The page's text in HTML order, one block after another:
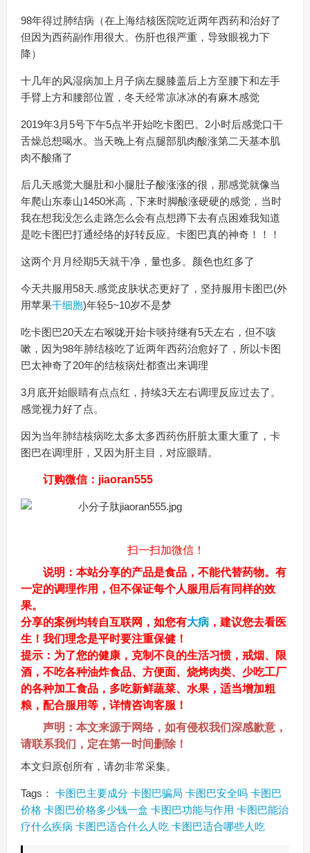
98年得过肺结病（在上海结核医院吃近两年西药和治好了
但因为西药副作用很大。伤肝也很严重，导致眼视力下
降）
十几年的风湿病加上月子病左腿膝盖后上方至腰下和左手
手臂上方和腰部位置，冬天经常凉冰冰的有麻木感觉
2019年3月5号下午5点半开始吃卡图巴。2小时后感觉口干
舌燥总想喝水。当天晚上有点腿部肌肉酸涨第二天基本肌
肉不酸痛了
后几天感觉大腿肚和小腿肚子酸涨涨的很，那感觉就像当
年爬山东泰山1450米高，下来时脚酸涨硬硬的感觉，当时
我在想我没怎么走路怎么会有点想蹲下去有点困难我知道
是吃卡图巴打通经络的好转反应。卡图巴真的神奇！！！
这两个月月经期5天就干净，量也多。颜色也红多了
今天共服用58天.感觉皮肤状态更好了，坚持服用卡图巴(外
用苹果干细胞)年轻5~10岁不是梦
吃卡图巴20天左右喉咙开始卡啖持继有5天左右，但不咳
嗽，因为98年肺结核吃了近两年西药治愈好了，所以卡图
巴太神奇了20年的结核病灶都查出来调理
3月底开始眼睛有点点红，持续3天左右调理反应过去了。
感觉视力好了点。
因为当年肺结核病吃太多太多西药伤肝脏太重大重了，卡
图巴在调理肝，又因为肝主目，对应眼睛。
订购微信：jiaoran555
扫一扫加微信！
说明 ：本站分享的产品是食品，不能代替药物。有
一定的调理作用，但不保证每个人服用后有同样的效
果。
分享的案例均转自互联网，如您有大病，建议您去看医
生！我们理念是平时要注重保健！
提示： 为了您的健康，克制不良的生活习惯，戒烟、限
酒，不吃各种油炸食品、方便面、烧烤肉类、少吃工厂
的各种加工食品，多吃新鲜蔬菜、水果，适当增加粗
粮，配合服用等，详情咨询客服！
声明：本文来源于网络，如有侵权我们深感歉意，
请联系我们，定在第一时间删除！
本文归原创所有，请勿非常采集。
Tags： 卡图巴主要成分 卡图巴骗局 卡图巴安全吗 卡图巴
价格 卡图巴价格多少钱一盒 卡图巴功能与作用 卡图巴能治
疗什么疾病 卡图巴适合什么人吃 卡图巴适合哪些人吃